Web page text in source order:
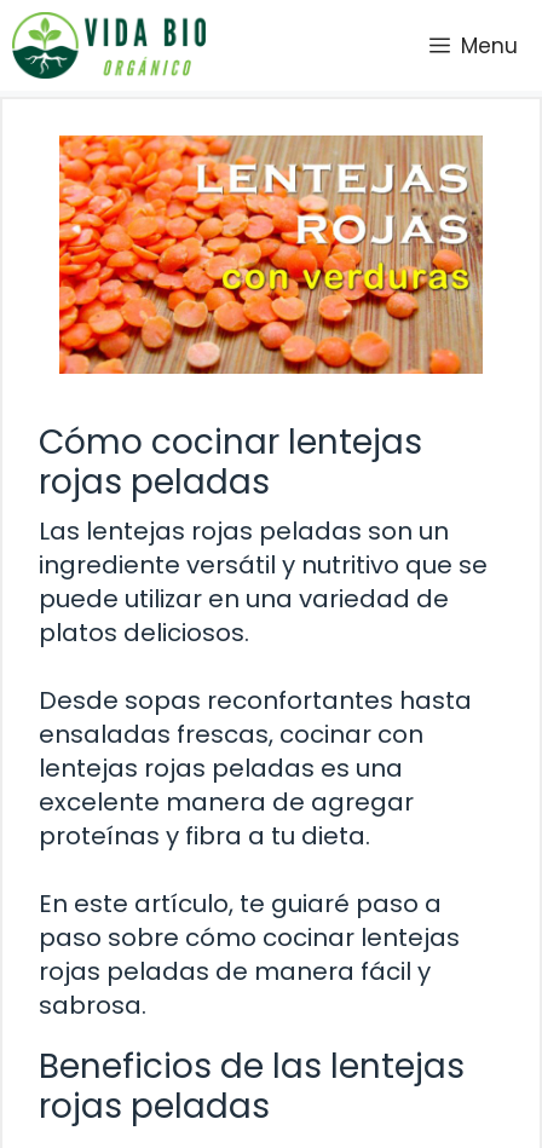
Saltar
al
contenido
Menu
Cómo cocinar lentejas
rojas peladas
Las lentejas rojas peladas son un
ingrediente versátil y nutritivo que se
puede utilizar en una variedad de
platos deliciosos.
Desde sopas reconfortantes hasta
ensaladas frescas, cocinar con
lentejas rojas peladas es una
excelente manera de agregar
proteínas y fibra a tu dieta.
En este artículo, te guiaré paso a
paso sobre cómo cocinar lentejas
rojas peladas de manera fácil y
sabrosa.
Beneficios de las lentejas
rojas peladas